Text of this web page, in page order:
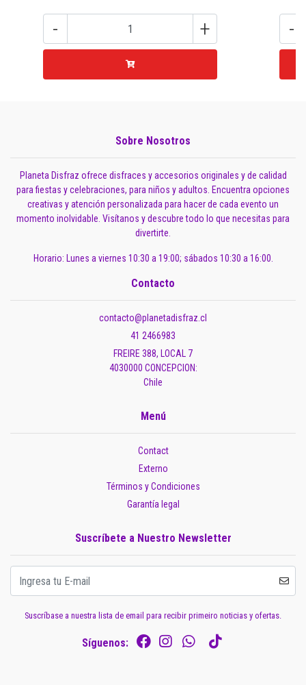
- + -
Sobre Nosotros
Planeta Disfraz ofrece disfraces y accesorios originales y de calidad
para fiestas y celebraciones, para niños y adultos. Encuentra opciones
creativas y atención personalizada para hacer de cada evento un
momento inolvidable. Visítanos y descubre todo lo que necesitas para
divertirte.
Horario: Lunes a viernes 10:30 a 19:00; sábados 10:30 a 16:00.
Contacto
contacto@planetadisfraz.cl
41 2466983
FREIRE 388, LOCAL 7
4030000 CONCEPCION:
Chile
Menú
Contact
Externo
Términos y Condiciones
Garantía legal
Suscríbete a Nuestro Newsletter
Suscríbase a nuestra lista de email para recibir primeiro noticias y ofertas.
Síguenos: